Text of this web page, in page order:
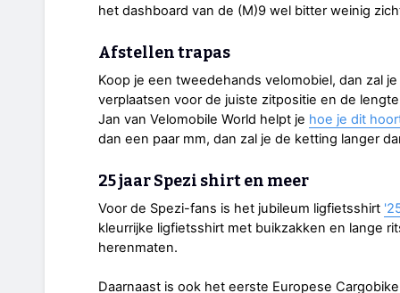
het dashboard van de (M)9 wel bitter weinig
Afstellen trapas
Koop je een tweedehands velomobiel, dan zal
verplaatsen voor de juiste zitpositie en de
Jan van Velomobile World helpt je hoe je dit
dan een paar mm, dan zal je de ketting langer
25 jaar Spezi shirt en meer
Voor de Spezi-fans is het jubileum ligfietsshirt
kleurrijke ligfietsshirt met buikzakken en lange
herenmaten.
Daarnaast is ook het eerste Europese